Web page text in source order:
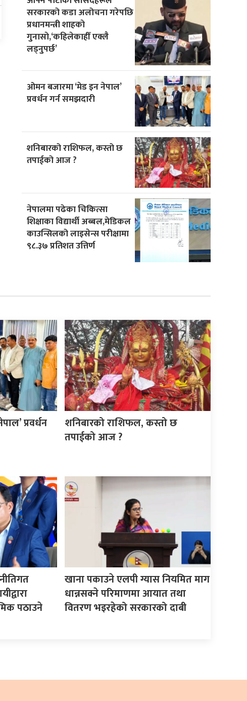
सरकारको कडा अलोचना गरेपछि
प्रधानमन्त्री शाहकाे
गुनासाे,‘कहिलेकाहीँ एक्लै
लड्नुपर्छ’
ओमन बजारमा ‘मेड इन नेपाल’
प्रवर्धन गर्न समझदारी
शनिबारको राशिफल, कस्तो छ
तपाईको आज ?
नेपालमा पढेका चिकित्सा
शिक्षाका विद्यार्थी अब्बल,मेडिकल
काउन्सिलको लाइसेन्स परीक्षामा
९८.३७ प्रतिशत उत्तिर्ण
प्रवर्धन
शनिबारको राशिफल, कस्तो छ
तपाईको आज ?
पठाउने
खाना पकाउने एलपी ग्यास नियमित माग
धान्नसक्ने परिमाणमा आयात तथा
वितरण भइरहेको सरकारको दाबी